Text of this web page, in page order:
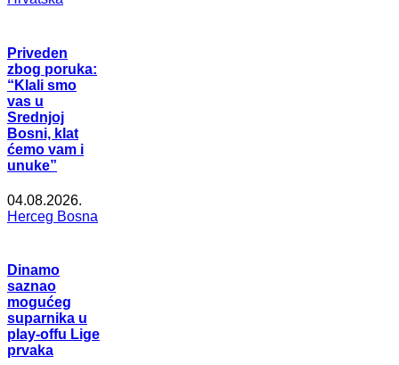
Priveden
zbog poruka:
“Klali smo
vas u
Srednjoj
Bosni, klat
ćemo vam i
unuke”
04.08.2026.
Herceg Bosna
Dinamo
saznao
mogućeg
suparnika u
play-offu Lige
prvaka